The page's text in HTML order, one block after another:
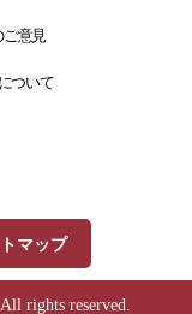
意見
ついて
マップ
rights reserved.